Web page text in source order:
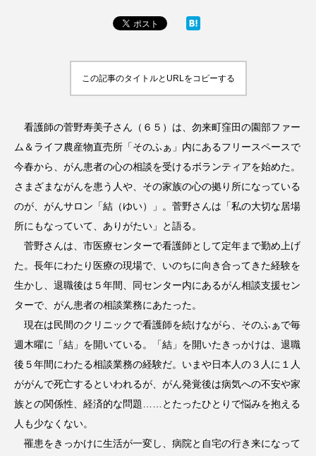
この記事のタイトルとURLをコピーする
看護師の菅野寿美子さん（６５）は、勿来町窪田の園部ファー
ム＆ライフ農産物直売所「そのふぁ」内にあるフリースペースで
今春から、がん患者の心の相談を受けるボランティアを始めた。
さまざまながんを患う人や、その家族の心の拠り所になっている
のが、がんサロン「結（ゆい）」。菅野さんは「私の大切な居場
所にもなっていて、ありがたい」と語る。
菅野さんは、市医療センターで看護師として定年まで勤め上げ
た。長年にわたり医療の現場で、いのちに向き合ってきた経験を
生かし、退職後は５年間、同センター内にあるがん相談支援セン
ターで、がん患者の相談業務にあたった。
現在は民間のクリニックで看護師を続けながら、そのふぁで毎
週木曜に「結」を開いている。「結」を開いたきっかけは、退職
後５年間にわたる相談業務の経験だ。いまや日本人の３人に１人
ががんで死亡するといわれるが、がん発覚後は病気への不安や家
族との関係性、経済的な問題……とたったひとりで悩みを抱える
人も少なくない。
罹患をきっかけに生活が一変し、病院と自宅の行き来になって